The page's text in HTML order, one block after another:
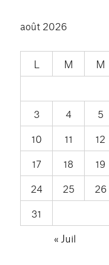
août 2026
L M M
3
4 5
10
11 12
17
18 19
24
25 26
31
« Juil